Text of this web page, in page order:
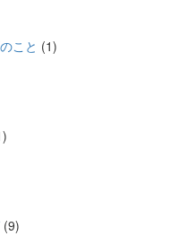
in KAGOSHIMAを開催しま
ア教育「校内ハローワー
こと (1)
(9)